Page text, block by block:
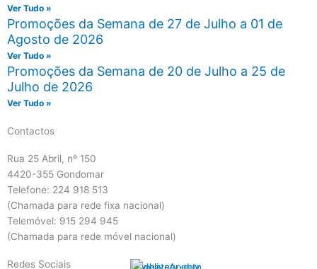
Ver Tudo »
Promoções da Semana de 27 de Julho a 01 de
Agosto de 2026
Ver Tudo »
Promoções da Semana de 20 de Julho a 25 de
Julho de 2026
Ver Tudo »
Contactos
Rua 25 Abril, nº 150
4420-355 Gondomar
Telefone: 224 918 513
(Chamada para rede fixa nacional)
Telemóvel: 915 294 945
(Chamada para rede móvel nacional)
Redes Sociais